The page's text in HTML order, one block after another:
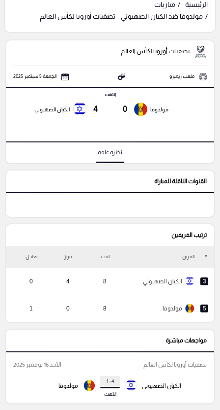
الرئيسية
مباريات
مولدوفا ضد الكيان الصهيوني - تصفيات أوروبا لكأس العالم
تصفيات أوروبا لكأس العالم
ملعب زيمبرو الجمعة 5 سبتمبر 2025
مولدوفا 0
انتهت
4 الكيان الصهيوني
نظره عامه
القنوات الناقلة للمباراة
ترتيب الفريفين
# الفريق لعب فوز تعادل
3 الكيان الصهيوني 8
4
0
5 مولدوفا 8
0
1
مواجهات مباشرة
الكيان الصهيوني
4 : 1
انتهت
مولدوفا
تصفيات أوروبا لكأس العالم الأحد 16 نوفمبر 2025